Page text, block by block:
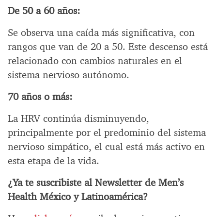
De 50 a 60 años:
Se observa una caída más significativa, con
rangos que van de 20 a 50. Este descenso está
relacionado con cambios naturales en el
sistema nervioso autónomo.
70 años o más:
La HRV continúa disminuyendo,
principalmente por el predominio del sistema
nervioso simpático, el cual está más activo en
esta etapa de la vida.
¿Ya te suscribiste al Newsletter de Men’s
Health México y Latinoamérica?